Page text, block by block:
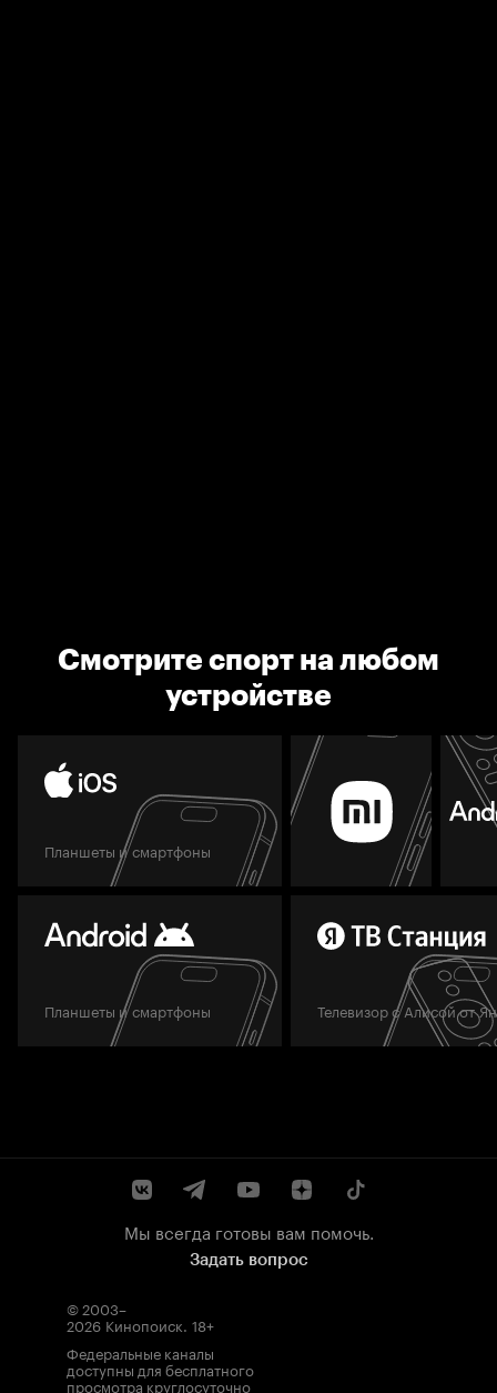
Смотрите спорт на любом
устройстве
Планшеты и смартфоны
Планшеты и смартфоны Телевизор с Алисой от
Мы всегда готовы вам помочь.
Задать вопрос
© 2003–
2026 Кинопоиск. 18+
Федеральные каналы
доступны для бесплатного
просмотра круглосуточно